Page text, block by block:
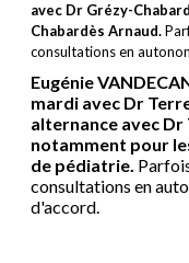
avec Dr Grézy-
Chabardès Arnaud.
consultations en
Eugénie
mardi avec Dr
alternance avec
notamment pour
de pédiatrie.
consultations en
d'accord.